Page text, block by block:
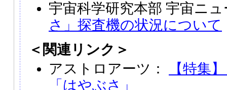
宇宙科学研究本部 宇宙ニ
さ」探査機の状況について
＜関連リンク＞
アストロアーツ：
【特集
「はやぶさ」